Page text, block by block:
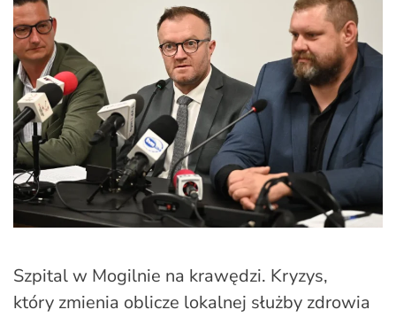
Szpital w Mogilnie na krawędzi. Kryzys,
który zmienia oblicze lokalnej służby zdrowia